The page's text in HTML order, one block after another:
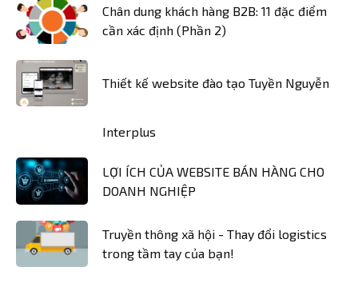
Chân dung khách hàng B2B: 11 đặc điểm
cần xác định (Phần 2)
Thiết kế website đào tạo Tuyền Nguyễn
Interplus
LỢI ÍCH CỦA WEBSITE BÁN HÀNG CHO
DOANH NGHIỆP
Truyền thông xã hội - Thay đổi logistics
trong tầm tay của bạn!